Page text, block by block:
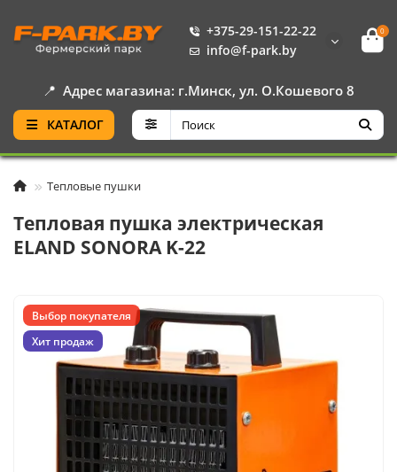
+375-29-151-22-22
info@f-park.by
0
📍 Адрес магазина: г.Минск, ул. О.Кошевого 8
КАТАЛОГ
Тепловые пушки
Тепловая пушка электрическая
ELAND SONORA K-22
Выбор покупателя
Хит продаж